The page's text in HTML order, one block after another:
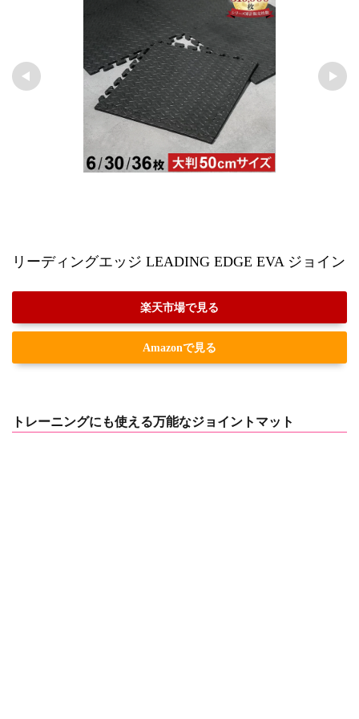
リーディングエッジ LEADING EDGE EVA ジョイン
楽天市場で見る
Amazonで見る
トレーニングにも使える万能なジョイントマット